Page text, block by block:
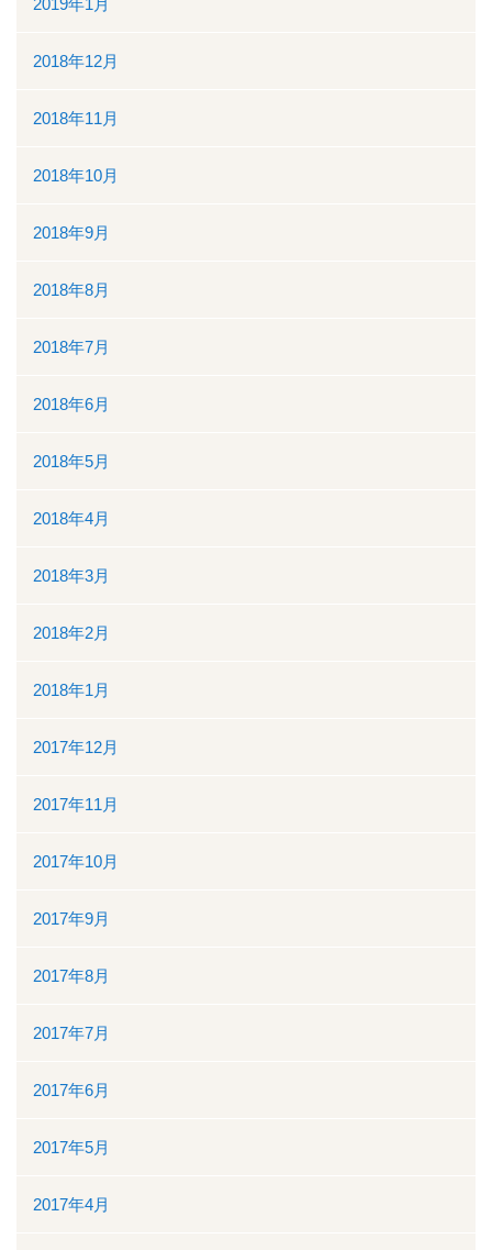
2019年1月
2018年12月
2018年11月
2018年10月
2018年9月
2018年8月
2018年7月
2018年6月
2018年5月
2018年4月
2018年3月
2018年2月
2018年1月
2017年12月
2017年11月
2017年10月
2017年9月
2017年8月
2017年7月
2017年6月
2017年5月
2017年4月